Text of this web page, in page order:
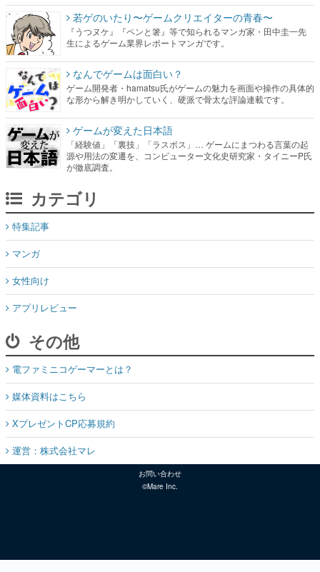
若ゲのいたり〜ゲームクリエイターの青春〜
『うつヌケ』『ペンと箸』等で知られるマンガ家・田中圭一先
生によるゲーム業界レポートマンガです。
なんでゲームは面白い？
ゲーム開発者・hamatsu氏がゲームの魅力を画面や操作の具体的
な形から解き明かしていく、硬派で骨太な評論連載です。
ゲームが変えた日本語
「経験値」「裏技」「ラスボス」… ゲームにまつわる言葉の起
源や用法の変遷を、コンピューター文化史研究家・タイニーP氏
が徹底調査。
カテゴリ
特集記事
マンガ
女性向け
アプリレビュー
その他
電ファミニコゲーマーとは？
媒体資料はこちら
XプレゼントCP応募規約
運営：株式会社マレ
お問い合わせ
©Mare Inc.